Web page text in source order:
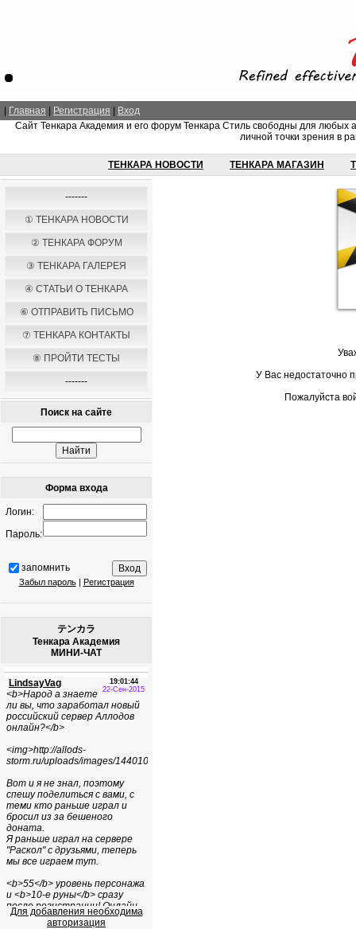
| Главная | Регистрация | Вход
Сайт Тенкара Академия и его форум Тенкара Стиль свободны для любых
личной точки зрения в
ТЕНКАРА НОВОСТИ ТЕНКАРА МАГАЗИН
-------
① ТЕНКАРА НОВОСТИ
② ТЕНКАРА ФОРУМ
③ ТЕНКАРА ГАЛЕРЕЯ
④ СТАТЬИ О ТЕНКАРА
⑥ ОТПРАВИТЬ ПИСЬМО
⑦ ТЕНКАРА КОНТАКТЫ
⑧ ПРОЙТИ ТЕСТЫ
-------
Поиск на сайте
Форма входа
Логин:
Пароль:
запомнить
Забыл пароль | Регистрация
テンカラ
Тенкара Академия
МИНИ-ЧАТ
Для добавления необходима
авторизация
У Вас недостаточно
Пожалуйста